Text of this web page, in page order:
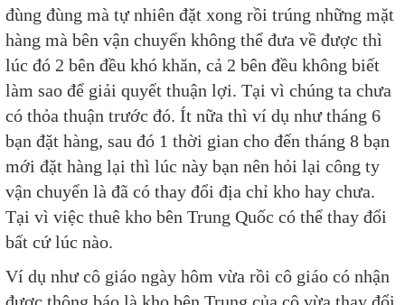
đùng đùng mà tự nhiên đặt xong rồi trúng những mặt
hàng mà bên vận chuyển không thể đưa về được thì
lúc đó 2 bên đều khó khăn, cả 2 bên đều không biết
làm sao để giải quyết thuận lợi. Tại vì chúng ta chưa
có thỏa thuận trước đó. Ít nữa thì ví dụ như tháng 6
bạn đặt hàng, sau đó 1 thời gian cho đến tháng 8 bạn
mới đặt hàng lại thì lúc này bạn nên hỏi lại công ty
vận chuyển là đã có thay đổi địa chỉ kho hay chưa.
Tại vì việc thuê kho bên Trung Quốc có thể thay đổi
bất cứ lúc nào.
Ví dụ như cô giáo ngày hôm vừa rồi cô giáo có nhận